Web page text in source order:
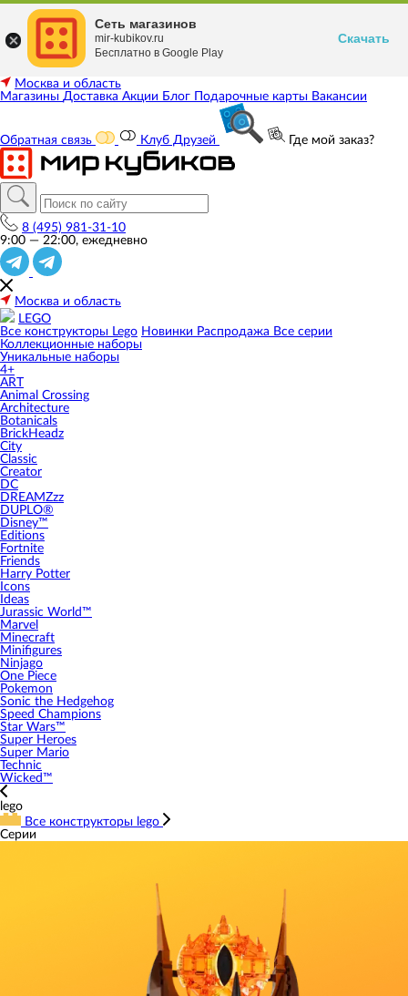
Москва и область
Магазины Доставка Акции Блог Подарочные карты Вакансии
Обратная связь Клуб Друзей Где мой заказ?
8 (495) 981-31-10
9:00 — 22:00, ежедневно
Москва и область
LEGO
Все конструкторы Lego Новинки Распродажа Все серии
Коллекционные наборы
Уникальные наборы
4+
ART
Animal Crossing
Architecture
Botanicals
BrickHeadz
City
Classic
Creator
DC
DREAMZzz
DUPLO®
Disney™
Editions
Fortnite
Friends
Harry Potter
Icons
Ideas
Jurassic World™
Marvel
Minecraft
Minifigures
Ninjago
One Piece
Pokemon
Sonic the Hedgehog
Speed Champions
Star Wars™
Super Heroes
Super Mario
Technic
Wicked™
lego
Все конструкторы lego
Серии
Сеть магазинов
mir-kubikov.ru
Бесплатно в Google Play
Скачать